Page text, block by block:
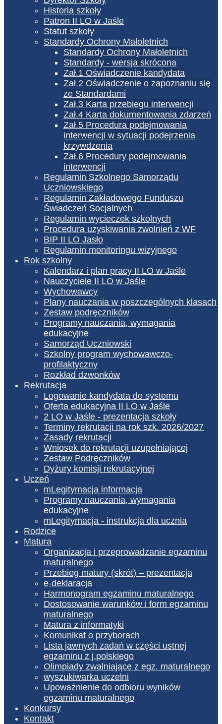
Historia szkoły
Patron II LO w Jaśle
Statut szkoły
Standardy Ochrony Małoletnich
Standardy Ochrony Małoletnich
Standardy - wersja skrócona
Zał.1 Oświadczenie kandydata
Zał.2 Oświadczenie o zapoznaniu się
ze Standardami
Zał.3 Karta przebiegu interwencji
Zał.4 Karta dokumentowania zdarzeń
Zał.5 Procedura podejmowania
interwencji w sytuacji podejrzenia
krzywdzenia
Zał.6 Procedury podejmowania
interwencji
Regulamin Szkolnego Samorządu
Uczniowskiego
Regulamin Zakładowego Funduszu
Świadczeń Socjalnych
Regulamin wycieczek szkolnych
Procedura uzyskiwania zwolnień z WF
BIP II LO Jasło
Regulamin monitoringu wizyjnego
Rok szkolny
Kalendarz i plan pracy II LO w Jaśle
Nauczyciele II LO w Jaśle
Wychowawcy
Plany nauczania w poszczególnych klasach
Zestaw podręczników
Programy nauczania, wymagania
edukacyjne
Samorząd Uczniowski
Szkolny program wychowawczo-
profilaktyczny
Rozkład dzwonków
Rekrutacja
Logowanie kandydata do systemu
Oferta edukacyjna II LO w Jaśle
2 LO w Jaśle - prezentacja szkoły
Terminy rekrutacji na rok szk. 2026/2027
Zasady rekrutacji
Wniosek do rekrutacji uzupełniającej
Zestaw Podręczników
Dyżury komisji rekrutacyjnej
Uczeń
mLegitymacja informacja
Programy nauczania, wymagania
edukacyjne
mLegitymacja - instrukcja dla ucznia
Rodzice
Matura
Organizacja i przeprowadzanie egzaminu
maturalnego
Przebieg matury (skrót) – prezentacja
e-deklaracja
Harmonogram egzaminu maturalnego
Dostosowanie warunków i form egzaminu
maturalnego
Matura z informatyki
Komunikat o przyborach
Lista jawnych zadań w części ustnej
egzaminu z j.polskiego
Olimpiady zwalniające z egz. maturalnego
wyszukiwarka uczelni
Upoważnienie do odbioru wyników
egzaminu maturalnego
Konkursy
Kontakt